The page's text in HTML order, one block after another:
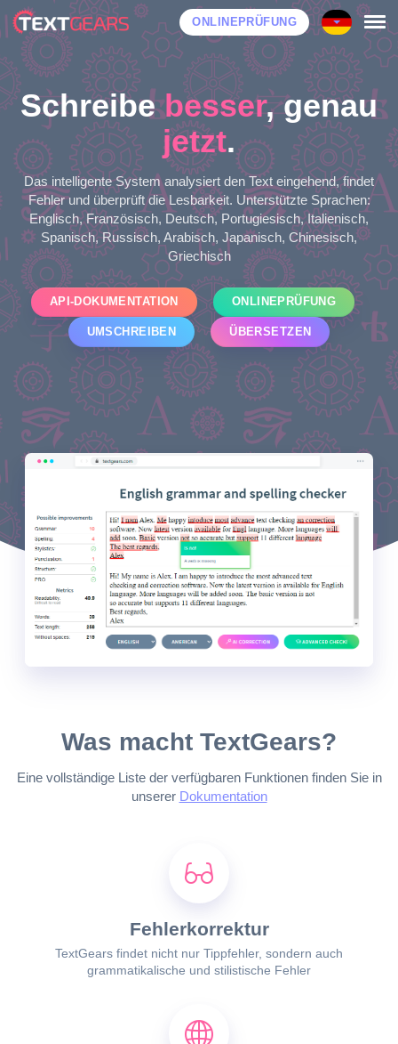
ONLINEPRÜFUNG
Schreibebesser, genau
jetzt.
Das intelligente System analysiert den Text eingehend, findet
Fehler und überprüft die Lesbarkeit. Unterstützte Sprachen:
Englisch, Französisch, Deutsch, Portugiesisch, Italienisch,
Spanisch, Russisch, Arabisch, Japanisch, Chinesisch,
Griechisch
API-DOKUMENTATION ONLINEPRÜFUNG
UMSCHREIBEN ÜBERSETZEN
Was macht TextGears?
Eine vollständige Liste der verfügbaren Funktionen finden Sie in
unserer Dokumentation
Fehlerkorrektur
TextGears findet nicht nur Tippfehler, sondern auch
grammatikalische und stilistische Fehler